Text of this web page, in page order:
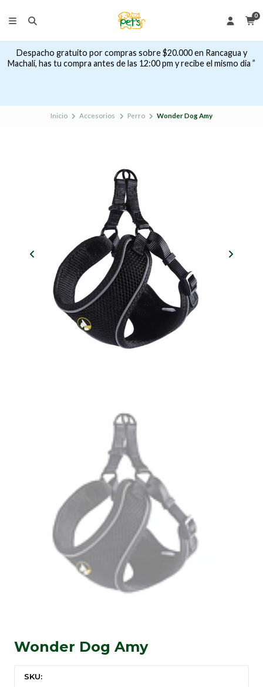
0
Despacho gratuito por compras sobre $20.000 en Rancagua y
Machalí, has tu compra antes de las 12:00 pm y recibe el mismo dia ”
Inicio Accesorios Perro Wonder Dog Amy
Wonder Dog Amy
SKU: